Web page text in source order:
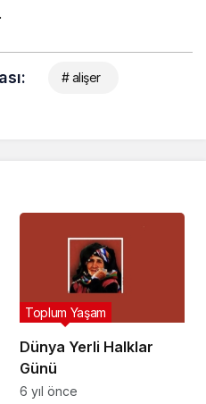
# alişer
Dünya Yerli Halklar
Günü
Toplum Yaşam
6 yıl önce